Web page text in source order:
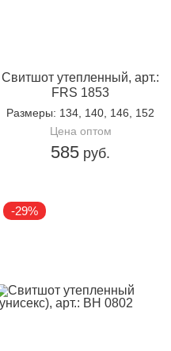
Свитшот утепленный, арт.:
FRS 1853
Размеры: 134, 140, 146, 152
Цена оптом
585 руб.
-29%